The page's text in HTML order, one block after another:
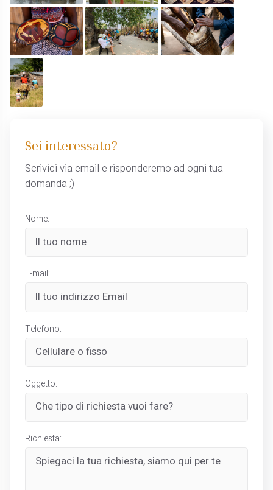
Sei interessato?
Scrivici via email e risponderemo ad ogni tua
domanda ;)
Nome:
E-mail:
Telefono:
Oggetto:
Richiesta: